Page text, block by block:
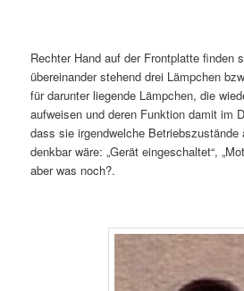
Rechter Hand auf der Frontplatte finden
übereinander stehend drei Lämpchen
für darunter liegende Lämpchen, die
aufweisen und deren Funktion damit im
dass sie irgendwelche Betriebszustände
denkbar wäre: „Gerät eingeschaltet“,
aber was noch?.